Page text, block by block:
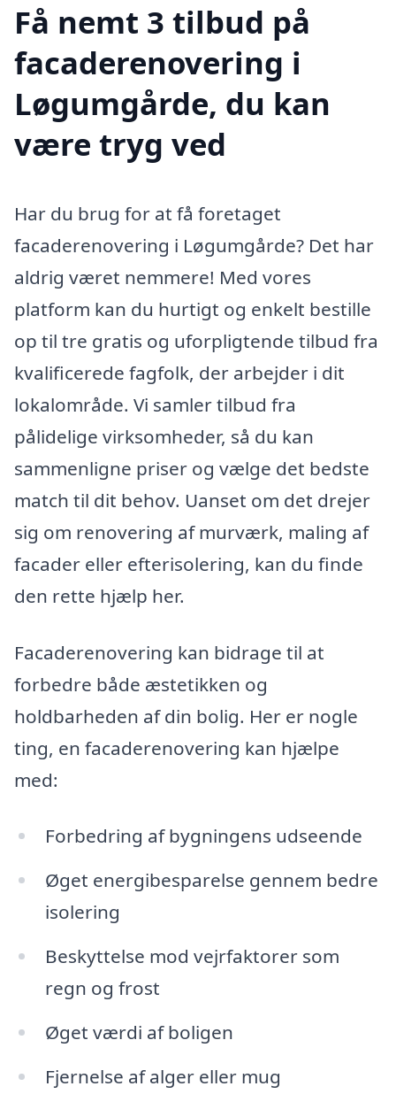
Få nemt 3 tilbud på
facaderenovering i
Løgumgårde, du kan
være tryg ved
Har du brug for at få foretaget
facaderenovering i Løgumgårde? Det har
aldrig været nemmere! Med vores
platform kan du hurtigt og enkelt bestille
op til tre gratis og uforpligtende tilbud fra
kvalificerede fagfolk, der arbejder i dit
lokalområde. Vi samler tilbud fra
pålidelige virksomheder, så du kan
sammenligne priser og vælge det bedste
match til dit behov. Uanset om det drejer
sig om renovering af murværk, maling af
facader eller efterisolering, kan du finde
den rette hjælp her.
Facaderenovering kan bidrage til at
forbedre både æstetikken og
holdbarheden af din bolig. Her er nogle
ting, en facaderenovering kan hjælpe
med:
Forbedring af bygningens udseende
Øget energibesparelse gennem bedre
isolering
Beskyttelse mod vejrfaktorer som
regn og frost
Øget værdi af boligen
Fjernelse af alger eller mug